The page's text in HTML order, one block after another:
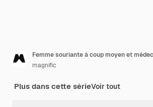
Femme souriante à coup moyen et
magnific
Plus dans cette sérieVoir tout